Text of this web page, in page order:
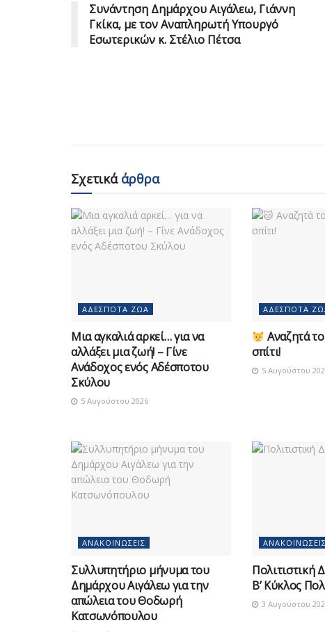
Συνάντηση Δημάρχου Αιγάλεω, Γιάννη
Γκίκα, με τον Αναπληρωτή Υπουργό
Εσωτερικών κ. Στέλιο Πέτσα
Σχετικάάρθρα
ΑΔΈΣΠΟΤΑ ΖΏΑ
Μια αγκαλιά αρκεί… για να
αλλάξει μια ζωή! – Γίνε
Ανάδοχος ενός Αδέσποτου
Σκύλου
5 Αυγούστου 2026
ΑΔΈΣΠΟΤΑ
Αναζητά
σπίτι!
5 Αυγούστου
ΑΝΑΚΟΙΝΏΣΕΙΣ
Συλλυπητήριο μήνυμα του
Δημάρχου Αιγάλεω για την
απώλεια του Θοδωρή
Κατσωνόπουλου
ΑΝΑΚΟΙΝΏΣΕΙΣ
Πολιτιστική
Β’ Κύκλος
3 Αυγούστου